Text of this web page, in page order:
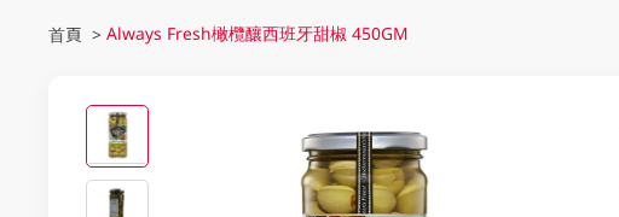
首頁 > Always Fresh橄欖釀西班牙甜椒 450GM